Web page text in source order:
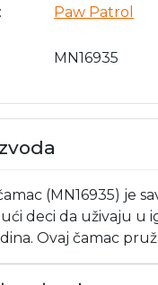
Paw Patrol
MN16935
(MN16935) je
deci da uživaju u
Ovaj čamac